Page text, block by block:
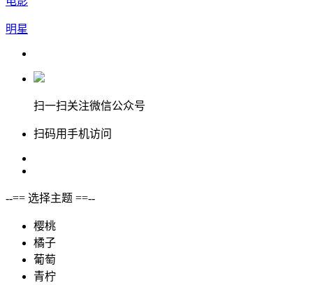
明星
扫一扫关注微信公众号
扫码用手机访问
--== 选择主题 ==--
樱桃
橘子
葡萄
青柠